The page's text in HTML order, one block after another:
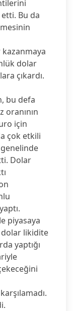
Bu da
kazanmaya
dolar
çıkardı.
bu defa
oranının
için
çok etkili
Dolar
piyasaya
likidite
yaptığı